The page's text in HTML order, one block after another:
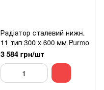
Радіатор сталевий нижн.
11 тип 300 х 600 мм Purmo
3 584 грн/шт